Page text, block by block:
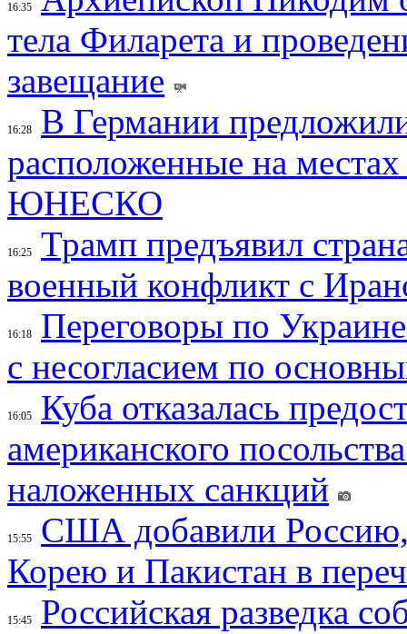
16:35
тела Филарета и
завещание
16:28
В Германии
расположенные на
ЮНЕСКО
16:25
Трамп предъявил
военный конфликт с
16:18
Переговоры по
с несогласием по
16:05
Куба отказалась
американского
наложенных санкций
15:55
США добавили
Корею и Пакистан в
15:45
Российская разведка